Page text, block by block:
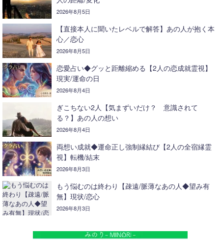
2026年8月5日
【直接本人に聞いたレベルで解答】あの人が抱く本
心／恋心
2026年8月5日
恋愛占い◆グッと距離縮める【2人の恋成就霊視】
現実/運命の日
2026年8月4日
ぎこちない2人【気まずいだけ？ 意識されて
る？】あの人の想い
2026年8月4日
両想い成就◆運命正し強制縁結び【2人の全宿縁霊
視】転機/結末
2026年8月3日
もう悩むのは終わり【疎遠/脈薄なあの人◆望み有
無】現状/恋心
2026年8月3日